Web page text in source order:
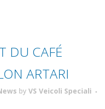
DU CAFÉ
ARTARI
by VS Veicoli Speciali
comando